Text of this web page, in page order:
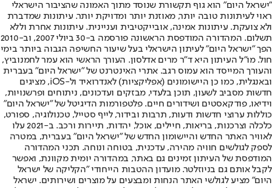
"ישראל היום" הוא גוף תקשורת שנוסד מתוך האמונה שהציבור הישראלי
ראוי לעיתונות טובה יותר, מאוזנת יותר ומדויקת יותר. עיתונות שמדברת
ולא צועקת. עיתונות אמינה, אובייקטיבית ועניינית. עיתונות אחרת וללא
תשלום. המהדורה המודפסת הראשונה פורסמה ב-30 ביולי 2007, וב-2010
הפך "ישראל היום" לעיתון הישראלי בעל שיעור החשיפה הגבוה ביותר בימי
חול. מו"ל העיתון היא ד"ר מרים אדלסון. העורך הראשי הוא עמר לחמנוביץ,
והעורך המייסד הוא עמוס רגב. אתרי האינטרנט של "ישראל היום" בעברית
ובאנגלית, כמו כן היישומונים (אפליקציות) לאנדרואיד ול-iOS, מציגים
חדשות מסביב לשעון, תוכן בלעדי, מבזקים ועדכונים, ניתוחים ופרשנויות,
וידיאו, פודקאסטים ושידורים חיים. פלטפורמות הדיגיטל של "ישראל היום"
כוללות ערוצי חדשות ודעות, תרבות ובידור, לייף סטייל, טכנולוגיה, ספורט,
כלכלה וצרכנות, בריאות, חיילים, אוכל, יהדות, תיירות ורכב. ב-2021 עלו
לאוויר האתר החדש והיישומון החדש של "ישראל היום" בעברית, במטרה
לספק לגולשים חוויה מהירה, עדכנית, בטוחה ונוחה. תכני המהדורה
המודפסת של העיתון זמינים גם באתר, במהדורה יומית מקוונת, ואפשר
לקבל אותם גם בניוזלטר. מועדון ההטבות הייחודי "הקליקה של ישראל
היום" מציע לגולשי האתר הנחות ומבצעים על מוצרים ושירותים. ישראל